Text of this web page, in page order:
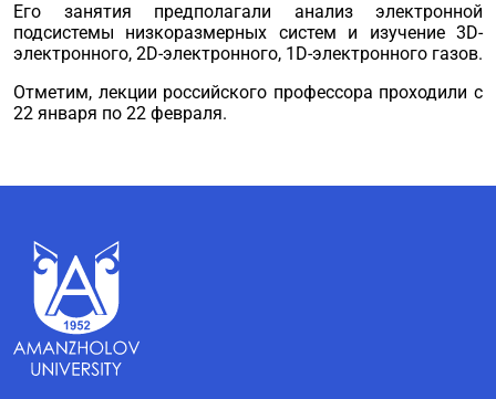
Его занятия предполагали анализ электронной
подсистемы низкоразмерных систем и изучение 3D-
электронного, 2D-электронного, 1D-электронного газов.
Отметим, лекции российского профессора проходили с
22 января по 22 февраля.